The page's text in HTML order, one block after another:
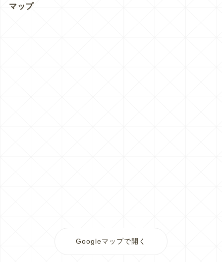
マップ
Googleマップで開く